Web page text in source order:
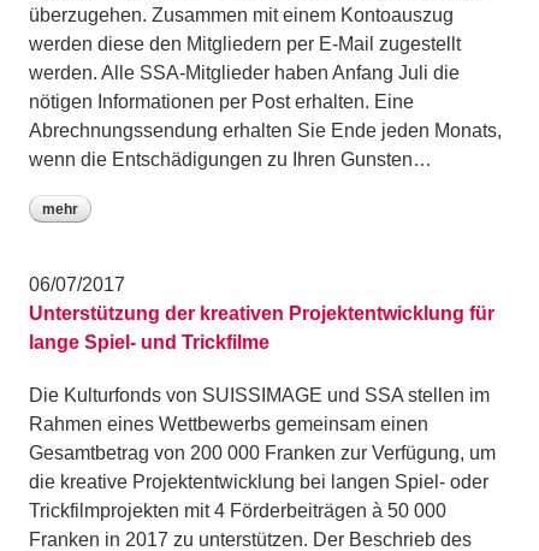
überzugehen. Zusammen mit einem Kontoauszug
werden diese den Mitgliedern per E-Mail zugestellt
werden. Alle SSA-Mitglieder haben Anfang Juli die
nötigen Informationen per Post erhalten. Eine
Abrechnungssendung erhalten Sie Ende jeden Monats,
wenn die Entschädigungen zu Ihren Gunsten…
mehr
06/07/2017
Unterstützung der kreativen Projektentwicklung für
lange Spiel- und Trickfilme
Die Kulturfonds von SUISSIMAGE und SSA stellen im
Rahmen eines Wettbewerbs gemeinsam einen
Gesamtbetrag von 200 000 Franken zur Verfügung, um
die kreative Projektentwicklung bei langen Spiel- oder
Trickfilmprojekten mit 4 Förderbeiträgen à 50 000
Franken in 2017 zu unterstützen. Der Beschrieb des